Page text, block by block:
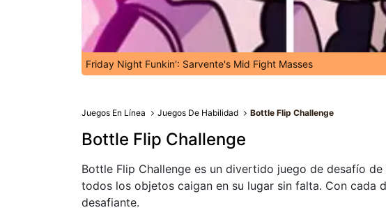
Friday Night Funkin': Sarvente's Mid Fight Masses
Juegos En Línea Juegos De Habilidad Bottle Flip Challenge
Bottle Flip Challenge
Bottle Flip Challenge es un divertido juego de desafío
todos los objetos caigan en su lugar sin falta. Con cada
desafiante.